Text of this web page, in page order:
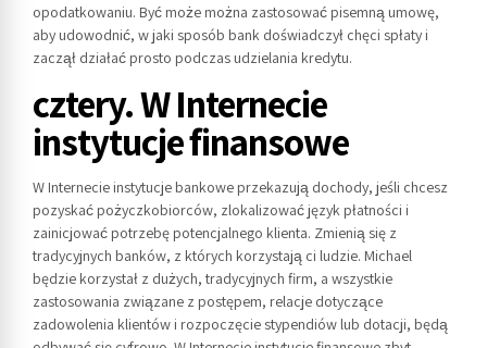
opodatkowaniu. Być może można zastosować pisemną umowę,
aby udowodnić, w jaki sposób bank doświadczył chęci spłaty i
zaczął działać prosto podczas udzielania kredytu.
cztery. W Internecie
instytucje finansowe
W Internecie instytucje bankowe przekazują dochody, jeśli chcesz
pozyskać pożyczkobiorców, zlokalizować język płatności i
zainicjować potrzebę potencjalnego klienta. Zmienią się z
tradycyjnych banków, z których korzystają ci ludzie. Michael
będzie korzystał z dużych, tradycyjnych firm, a wszystkie
zastosowania związane z postępem, relacje dotyczące
zadowolenia klientów i rozpoczęcie stypendiów lub dotacji, będą